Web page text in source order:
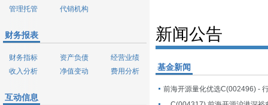
管理托管
代销机构
财务报表
财务指标 资产负债
经营业绩
收入分析
净值变动 费用分析
互动信息
新闻公告
基金新闻